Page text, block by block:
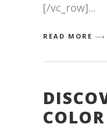
[/vc_row]
READ MORE
COLOR